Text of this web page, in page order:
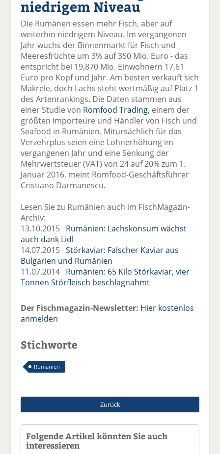
uf
F
ac
e
b
o
o
k
te
il
e
n
wi
tt
er
n
uf
Li
n
k
e
di
n
te
il
e
n
E
ai
l
v
er
se
n
d
e
niedrigem Niveau
Die Rumänen essen mehr Fisch, aber auf
weiterhin niedrigem Niveau. Im vergangenen
Jahr wuchs der Binnenmarkt für Fisch und
Meeresfrüchte um 3% auf 350 Mio. Euro - das
entspricht bei 19,870 Mio. Einwohnern 17,61
Euro pro Kopf und Jahr. Am besten verkauft sich
Makrele, doch Lachs steht wertmäßig auf Platz 1
des Artenrankings. Die Daten stammen aus
einer Studie von Romfood Trading, einem der
größten Importeure und Händler von Fisch und
Seafood in Rumänien. Mitursächlich für das
Verzehrplus seien eine Lohnerhöhung im
vergangenen Jahr und eine Senkung der
Mehrwertsteuer (VAT) von 24 auf 20% zum 1.
Januar 2016, meint Romfood-Geschäftsführer
Cristiano Darmanescu.
Lesen Sie zu Rumänien auch im FischMagazin-
Archiv:
13.10.2015 Rumänien: Lachskonsum wächst
auch dank Lidl
14.07.2015Störkaviar: Falscher Kaviar aus
Bulgarien und Rumänien
11.07.2014 Rumänien: 65 Kilo Störkaviar, vier
Tonnen Störfleisch beschlagnahmt
Der Fischmagazin-Newsletter: Hier kostenlos
anmelden
Stichworte
Rumänien
Zurück
Folgende Artikel könnten Sie auch
interessieren